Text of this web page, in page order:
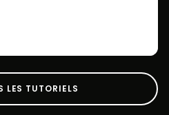
LES TUTORIELS